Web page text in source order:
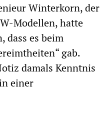
Winterkorn, der
Modellen, hatte
dass es beim
gab.
damals Kenntnis
einer